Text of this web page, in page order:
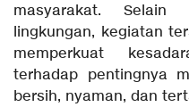
masyarakat.
lingkungan, kegiatan
memperkuat
terhadap pentingnya
bersih, nyaman, dan